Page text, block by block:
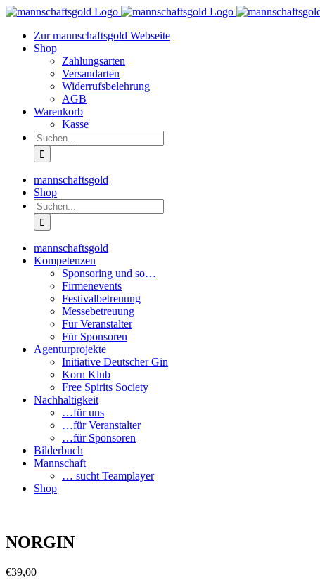
Zum
springenZur mannschaftsgold Webseite
Shop
Zahlungsarten
Versandarten
Widerrufsbelehrung
AGB
Warenkorb
Kasse
Suche
nach:
mannschaftsgold
Shop
Suche
nach:
mannschaftsgold
Kompetenzen
Sponsoring und so…
Firmenevents
Festivalbetreuung
Messebetreuung
Für Veranstalter
Für Sponsoren
Agenturprojekte
Initiative Deutscher Gin
Korn Klub
Free Spirits Society
Nachhaltigkeit
…für uns
…für Veranstalter
…für Sponsoren
Bilderbuch
Mannschaft
… sucht Teamplayer
Shop
NORGIN
€39,00